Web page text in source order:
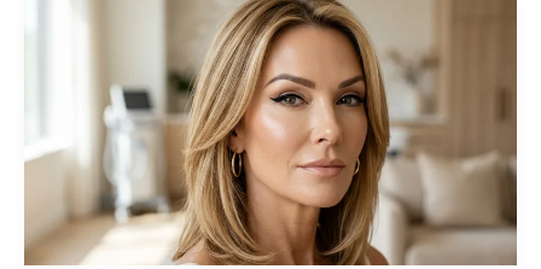
немецких
пациентов:
лучшие
клиники
в